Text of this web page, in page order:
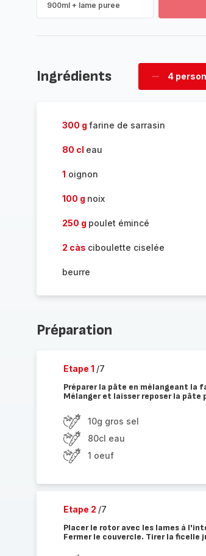
900ml + lame puree
gamme
Ingrédients
Supprimer
4
300 g farine de sarrasin
80 cl eau
1 oignon
100 g noix
250 g poulet émincé
2 càs ciboulette ciselée
beurre
Préparation
Etape 1 /7
Préparer la pâte en mélangeant la
Mélanger et laisser reposer la pâte
10g gros sel
80cl eau
1 oeuf
Etape 2 /7
Placer le rotor avec les lames à
Fermer le couvercle. Tirer la ficelle